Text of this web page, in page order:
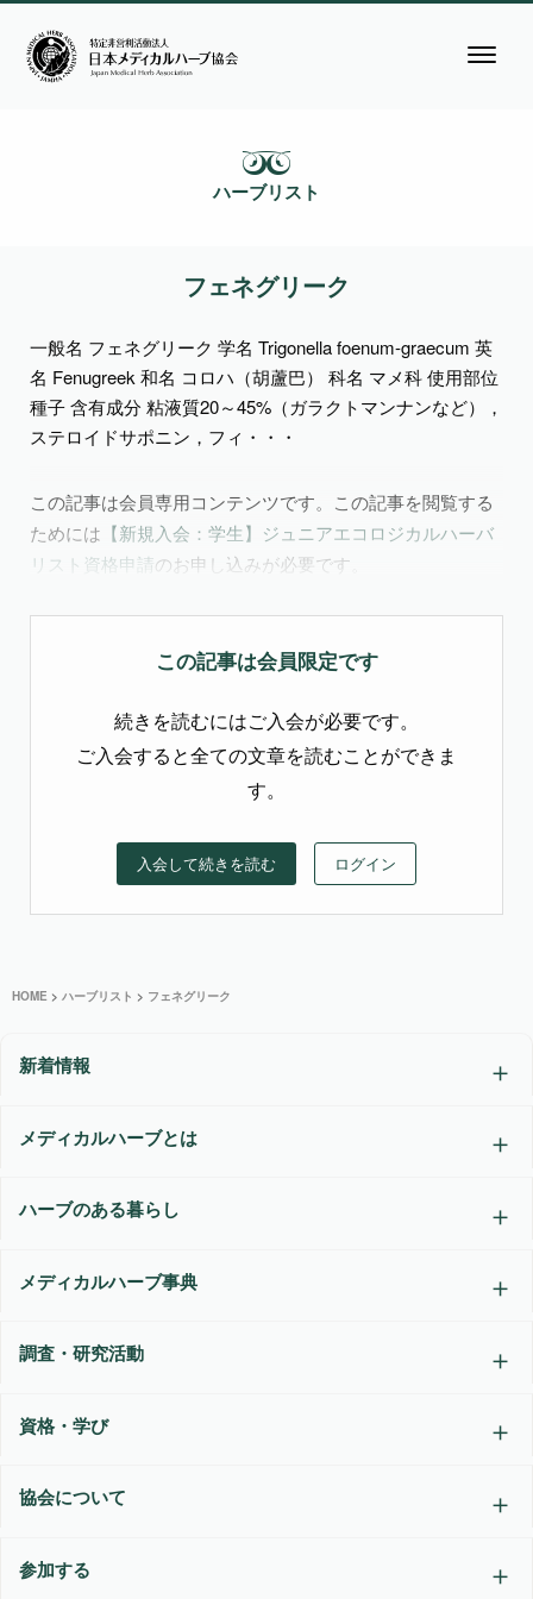
ハーブリスト
フェネグリーク
一般名 フェネグリーク 学名 Trigonella foenum-graecum 英
名 Fenugreek 和名 コロハ（胡蘆巴） 科名 マメ科 使用部位
種子 含有成分 粘液質20～45%（ガラクトマンナンなど），
ステロイドサポニン，フィ・・・
この記事は会員専用コンテンツです。この記事を閲覧する
ためには 【新規入会：学生】ジュニアエコロジカルハーバ
リスト資格申請のお申し込みが必要です。
この記事は会員限定です
続きを読むにはご入会が必要です。
ご入会すると全ての文章を読むことができま
す。
入会して続きを読む ログイン
HOME > ハーブリスト > フェネグリーク
新着情報
メディカルハーブとは
ハーブのある暮らし
メディカルハーブ事典
調査・研究活動
資格・学び
協会について
参加する